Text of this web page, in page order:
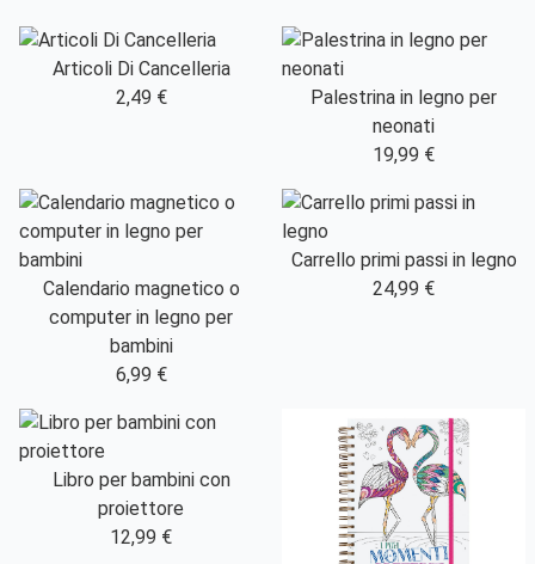
Articoli Di Cancelleria
2,49 €
Palestrina in legno per
neonati
19,99 €
Calendario magnetico o
computer in legno per
bambini
6,99 €
Carrello primi passi in legno
24,99 €
Libro per bambini con
proiettore
12,99 €